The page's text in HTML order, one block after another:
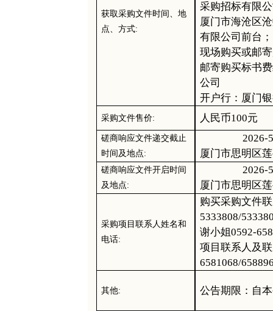
获取采购文件时间、地
点、方式:
采购招标有限
厦门市海沧区
有限公司前台；
现场购买或邮
邮寄购买标书
公司
开户行：厦门
采购文件售价: 人民币100元
磋商响应文件递交截止
时间 及地点:
2026-5
厦门市思明区
磋商响应文件开启时间
及地点:
2026-5
厦门市思明区
采购项目联系人姓名和
电话:
购买采购文件
5333808/
谢小姐0592-
项目联系人及
6581068/
其他: 公告期限：自